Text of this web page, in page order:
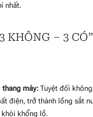
nhất.
KHÔNG – 3
thang máy:Tuyệt đối
điện, trở thành lồng sắt
khổng lồ.